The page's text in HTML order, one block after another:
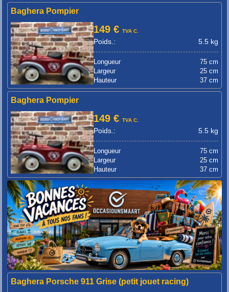
Baghera Pompier
149 €TVA C.
Poids.: 5.5 kg
Longueur
75 cm
Largeur
25 cm
Hauteur
37 cm
Baghera Pompier
149 €TVA C.
Poids.: 5.5 kg
Longueur
75 cm
Largeur
25 cm
Hauteur
37 cm
Baghera Porsche 911 Grise (petit jouet racing)